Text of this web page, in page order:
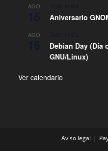
AGO
Aniversario
AGO
Debian Day (Día
GNU/Linux)
Ver calendario
Aviso legal